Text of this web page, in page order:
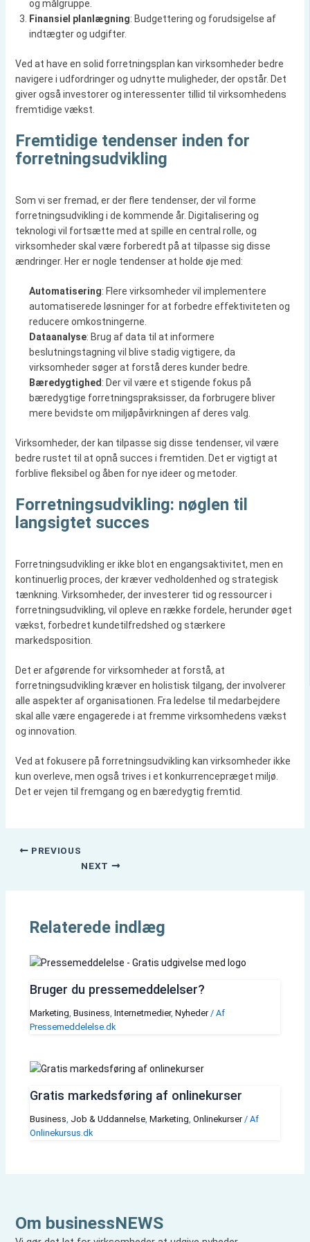
og målgruppe.
Finansiel planlægning: Budgettering og forudsigelse af
indtægter og udgifter.
Ved at have en solid forretningsplan kan virksomheder bedre
navigere i udfordringer og udnytte muligheder, der opstår. Det
giver også investorer og interessenter tillid til virksomhedens
fremtidige vækst.
Fremtidige tendenser inden for
forretningsudvikling
Som vi ser fremad, er der flere tendenser, der vil forme
forretningsudvikling i de kommende år. Digitalisering og
teknologi vil fortsætte med at spille en central rolle, og
virksomheder skal være forberedt på at tilpasse sig disse
ændringer. Her er nogle tendenser at holde øje med:
Automatisering: Flere virksomheder vil implementere
automatiserede løsninger for at forbedre effektiviteten og
reducere omkostningerne.
Dataanalyse: Brug af data til at informere
beslutningstagning vil blive stadig vigtigere, da
virksomheder søger at forstå deres kunder bedre.
Bæredygtighed : Der vil være et stigende fokus på
bæredygtige forretningspraksisser, da forbrugere bliver
mere bevidste om miljøpåvirkningen af deres valg.
Virksomheder, der kan tilpasse sig disse tendenser, vil være
bedre rustet til at opnå succes i fremtiden. Det er vigtigt at
forblive fleksibel og åben for nye ideer og metoder.
Forretningsudvikling: nøglen til
langsigtet succes
Forretningsudvikling er ikke blot en engangsaktivitet, men en
kontinuerlig proces, der kræver vedholdenhed og strategisk
tænkning. Virksomheder, der investerer tid og ressourcer i
forretningsudvikling, vil opleve en række fordele, herunder øget
vækst, forbedret kundetilfredshed og stærkere
markedsposition.
Det er afgørende for virksomheder at forstå, at
forretningsudvikling kræver en holistisk tilgang, der involverer
alle aspekter af organisationen. Fra ledelse til medarbejdere
skal alle være engagerede i at fremme virksomhedens vækst
og innovation.
Ved at fokusere på forretningsudvikling kan virksomheder ikke
kun overleve, men også trives i et konkurrencepræget miljø.
Det er vejen til fremgang og en bæredygtig fremtid.
PREVIOUS
NEXT
Relaterede indlæg
Bruger du pressemeddelelser?
Marketing Business Internetmedier, Nyheder/ Af
Pressemeddelelse.dk
Gratis markedsføring af onlinekurser
Business Job & Uddannelse, Marketing Onlinekurser/ Af
Onlinekursus.dk
Om businessNEWS